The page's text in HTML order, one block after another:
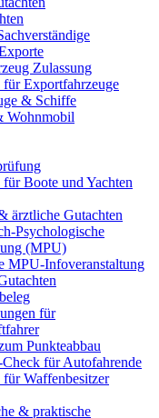
Zulassung
für Exportfahrzeuge
& Schiffe
Wohnmobil
für Boote und Yachten
ärztliche Gutachten
Psychologische
(MPU)
MPU-Infoveranstaltung
für
Punkteabbau
für Autofahrende
für Waffenbesitzer
& praktische